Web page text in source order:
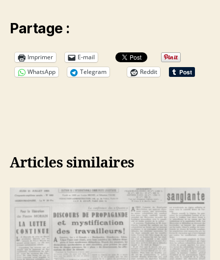
Partage :
Imprimer
E-mail
WhatsApp
Telegram Reddit
Articles similaires